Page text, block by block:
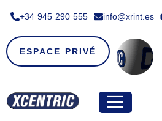
+34 945 290 555​ info@xrint.es
ESPACE PRIVÉ